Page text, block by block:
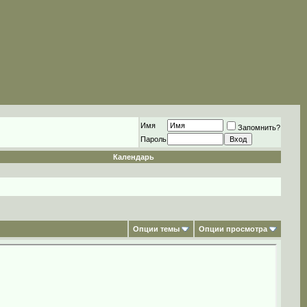
Имя
Запомнить?
Пароль
Календарь
Опции темы Опции просмотра